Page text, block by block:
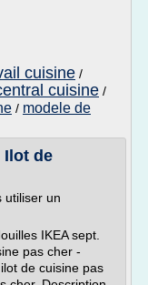
cuisine /
cuisine /
/ modele de
Ilot de
utiliser un
IKEA sept.
pas cher -
de cuisine pas